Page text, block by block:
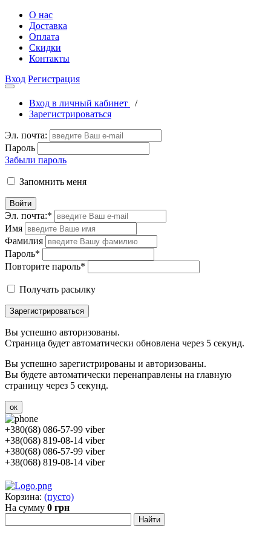
О нас
Доставка
Оплата
Скидки
Контакты
Вход Регистрация
Вход в личный кабинет
/
Зарегистрироваться
Эл. почта:
Пароль
Забыли пароль
Запомнить меня
Войти
Эл. почта:*
Имя
Фамилия
Пароль*
Повторите пароль*
Получать расылку
Зарегистрироваться
Вы успешно авторизованы.
Страница будет автоматически обновлена через 5 секунд.
Вы успешно зарегистрированы и авторизованы.
Вы будете автоматически перенаправлены на главную
страницу через 5 секунд.
ок
+380(68) 086-57-99 viber
+38(068) 819-08-14 viber
+380(68) 086-57-99 viber
+38(068) 819-08-14 viber
Корзина: (пусто)
На сумму 0 грн